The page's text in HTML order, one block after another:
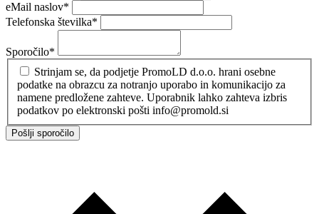
eMail naslov*
Telefonska številka*
Sporočilo*
Strinjam se, da podjetje PromoLD d.o.o. hrani osebne
podatke na obrazcu za notranjo uporabo in komunikacijo za
namene predložene zahteve. Uporabnik lahko zahteva izbris
podatkov po elektronski pošti info@promold.si
Pošlji sporočilo